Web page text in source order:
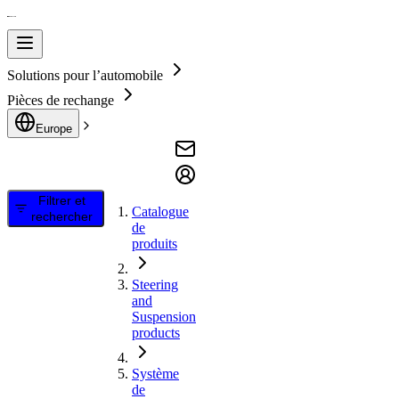
Solutions pour l’automobile
Pièces de rechange
Europe
Filtrer et
rechercher
Catalogue
de
produits
Steering
and
Suspension
products
Système
de